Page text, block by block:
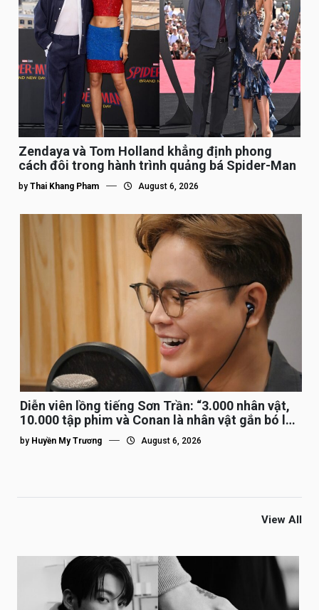
Zendaya và Tom Holland khẳng định phong
cách đôi trong hành trình quảng bá Spider-Man
by Thai Khang Pham August 6, 2026
Diễn viên lồng tiếng Sơn Trần: “3.000 nhân vật,
10.000 tập phim và Conan là nhân vật gắn bó lâu
nhất”
by Huyền My Trương August 6, 2026
View All